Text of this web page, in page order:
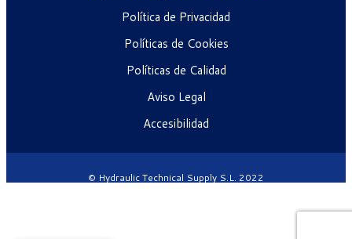
Política de Privacidad
Políticas de Cookies
Políticas de Calidad
Aviso Legal
Accesibilidad
© Hydraulic Technical Supply S.L. 2022